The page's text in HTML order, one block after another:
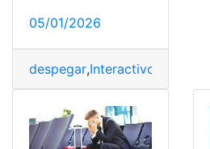
05/01/2026
despegar,Interactivo